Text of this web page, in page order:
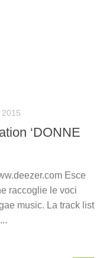
‘DONNE
Esce
raccoglie le voci
music. La track list